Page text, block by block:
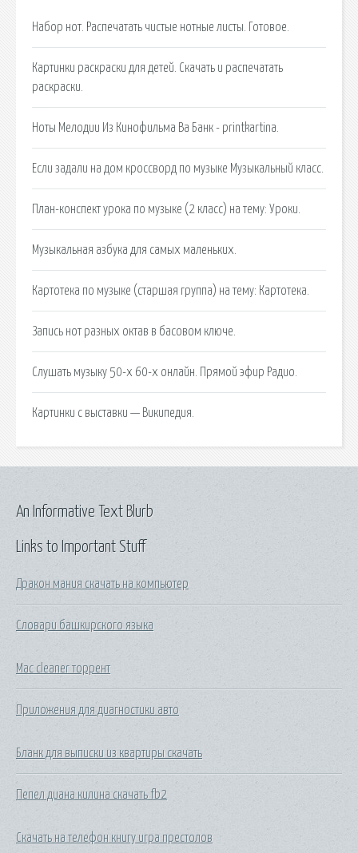
Набор нот. Распечатать чистые нотные листы. Готовое.
Картинки раскраски для детей. Скачать и распечатать
раскраски.
Ноты Мелодии Из Кинофильма Ва Банк - printkartina.
Если задали на дом кроссворд по музыке Музыкальный класс.
План-конспект урока по музыке (2 класс) на тему: Уроки.
Музыкальная азбука для самых маленьких.
Картотека по музыке (старшая группа) на тему: Картотека.
Запись нот разных октав в басовом ключе.
Слушать музыку 50-х 60-х онлайн. Прямой эфир Радио.
Картинки с выставки — Википедия.
Links to Important Stuff
Дракон мания скачать на компьютер
Словари башкирского языка
Mac cleaner торрент
Приложения для диагностики авто
Бланк для выписки из квартиры скачать
Пепел диана килина скачать fb2
Скачать на телефон книгу игра престолов
An Informative Text Blurb